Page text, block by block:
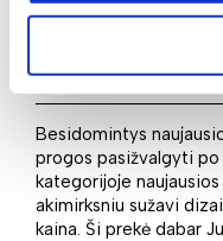
galimybes.
Kas naujo laukia?
Besidomintys
progos pasižvalgyti po
kategorijoje
akimirksniu sužavi
kaina. Ši prekė dabar